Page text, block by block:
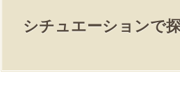
シチュエーションで